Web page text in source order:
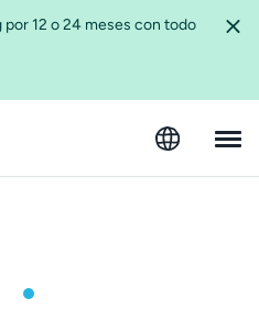
12 o 24 meses con todo